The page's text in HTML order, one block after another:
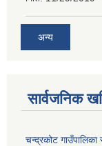
अन्य
सार्वजनिक
चन्द्रकोट